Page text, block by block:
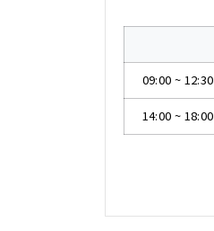
09:00 ~ 12:30
14:00 ~ 18:00